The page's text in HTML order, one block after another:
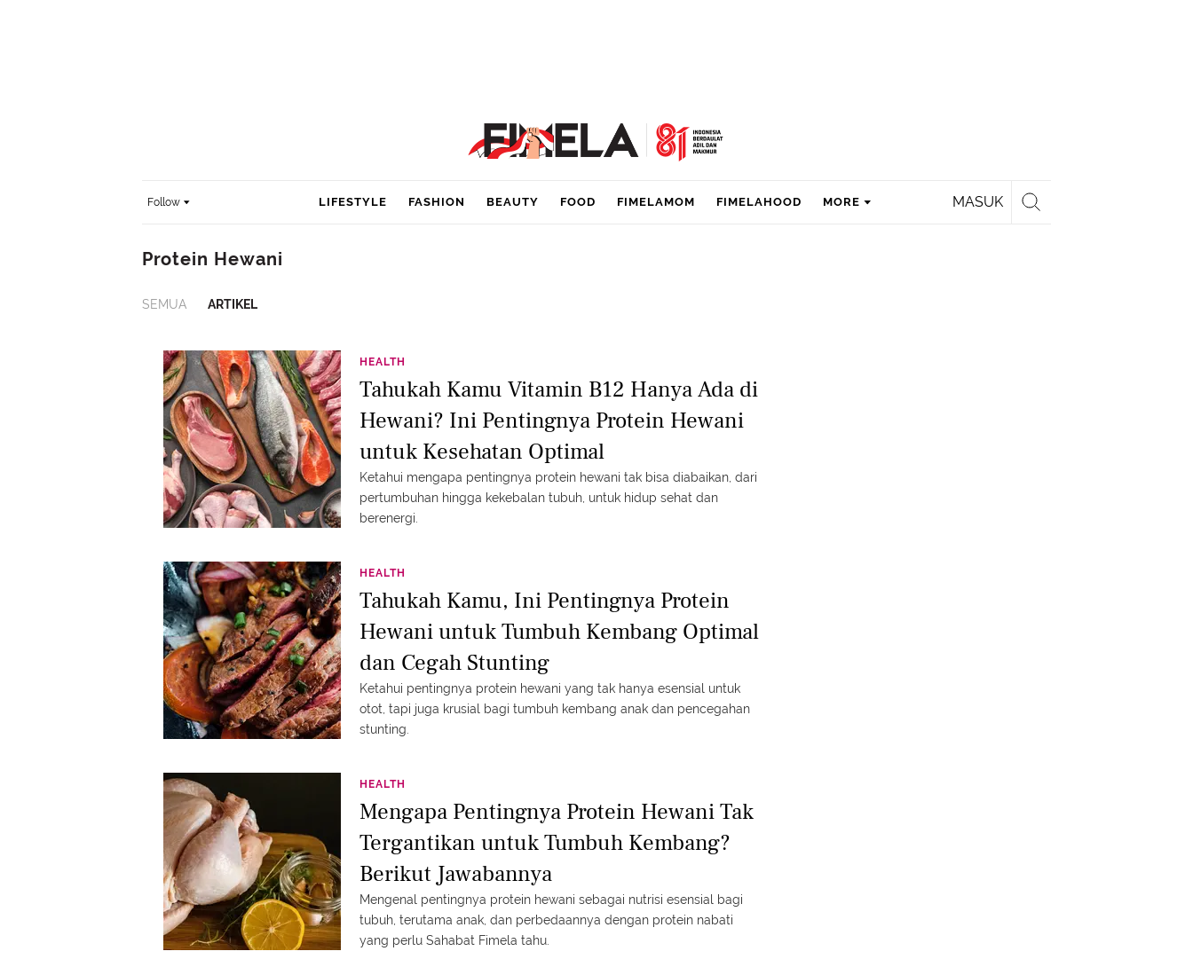
Follow MASUK
LIFESTYLE FASHION BEAUTY FOOD FIMELAMOM FIMELAHOOD MORE
Protein Hewani
SEMUA ARTIKEL
HEALTH
Tahukah Kamu Vitamin B12 Hanya Ada di
Hewani? Ini Pentingnya Protein Hewani
untuk Kesehatan Optimal
Ketahui mengapa pentingnya protein hewani tak bisa diabaikan, dari
pertumbuhan hingga kekebalan tubuh, untuk hidup sehat dan
berenergi.
HEALTH
Tahukah Kamu, Ini Pentingnya Protein
Hewani untuk Tumbuh Kembang Optimal
dan Cegah Stunting
Ketahui pentingnya protein hewani yang tak hanya esensial untuk
otot, tapi juga krusial bagi tumbuh kembang anak dan pencegahan
stunting.
HEALTH
Mengapa Pentingnya Protein Hewani Tak
Tergantikan untuk Tumbuh Kembang?
Berikut Jawabannya
Mengenal pentingnya protein hewani sebagai nutrisi esensial bagi
tubuh, terutama anak, dan perbedaannya dengan protein nabati
yang perlu Sahabat Fimela tahu.